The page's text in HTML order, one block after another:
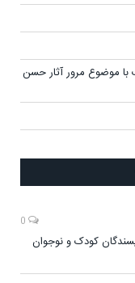
موضوع مرور آثار حسن
کودک و نوجوان